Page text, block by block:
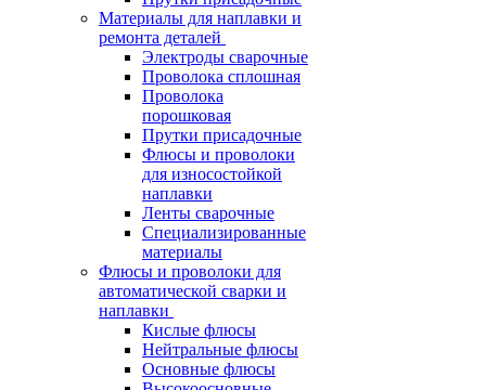
Материалы для наплавки и
ремонта деталей
Электроды сварочные
Проволока сплошная
Проволока
порошковая
Прутки присадочные
Флюсы и проволоки
для износостойкой
наплавки
Ленты сварочные
Специализированные
материалы
Флюсы и проволоки для
автоматической сварки и
наплавки
Кислые флюсы
Нейтральные флюсы
Основные флюсы